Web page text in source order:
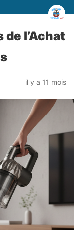
de l’Achat
il y a 11 mois